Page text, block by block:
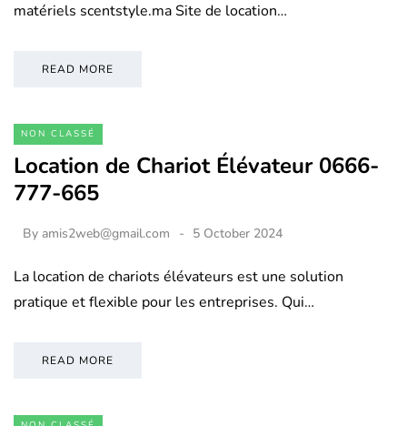
matériels scentstyle.ma Site de location…
READ MORE
NON CLASSÉ
Location de Chariot Élévateur 0666-
777-665
By amis2web@gmail.com 5 October 2024
La location de chariots élévateurs est une solution
pratique et flexible pour les entreprises. Qui…
READ MORE